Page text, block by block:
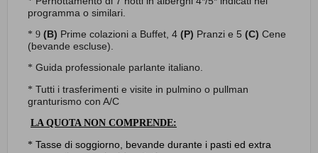
programma o similari.
* 9 (B) Prime colazioni a Buffet, 4 (P) Pranzi e 5 (C) Cene
(bevande escluse).
* Guida professionale parlante italiano.
* Tutti i trasferimenti e visite in pulmino o pullman
granturismo con A/C
LA QUOTA NON COMPRENDE:
* Tasse di soggiorno, bevande durante i pasti ed extra